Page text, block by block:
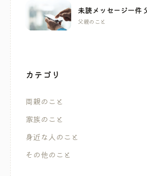
未読メッセージ一件
父親のこと
カテゴリ
両親のこと
家族のこと
身近な人のこと
その他のこと